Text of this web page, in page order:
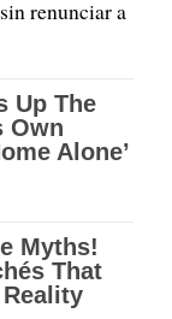
renunciar a